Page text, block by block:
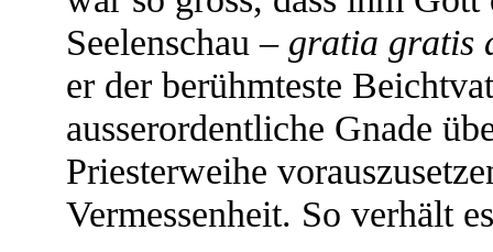
Seelenschau – gratia gratis
er der berühmteste
ausserordentliche Gnade
Priesterweihe
Vermessenheit. So verhält